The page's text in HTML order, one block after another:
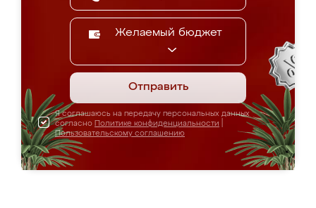
Желаемый бюджет
Отправить
Я соглашаюсь на передачу персональных данных
согласно Политике конфиденциальности
Пользовательскому соглашению